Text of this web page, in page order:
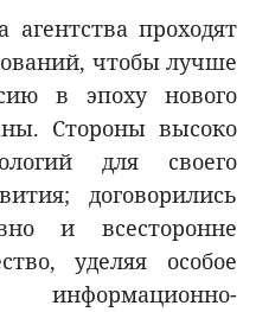
проходят
чтобы лучше
в эпоху нового
Стороны высоко
для своего
договорились
и всесторонне
уделяя особое